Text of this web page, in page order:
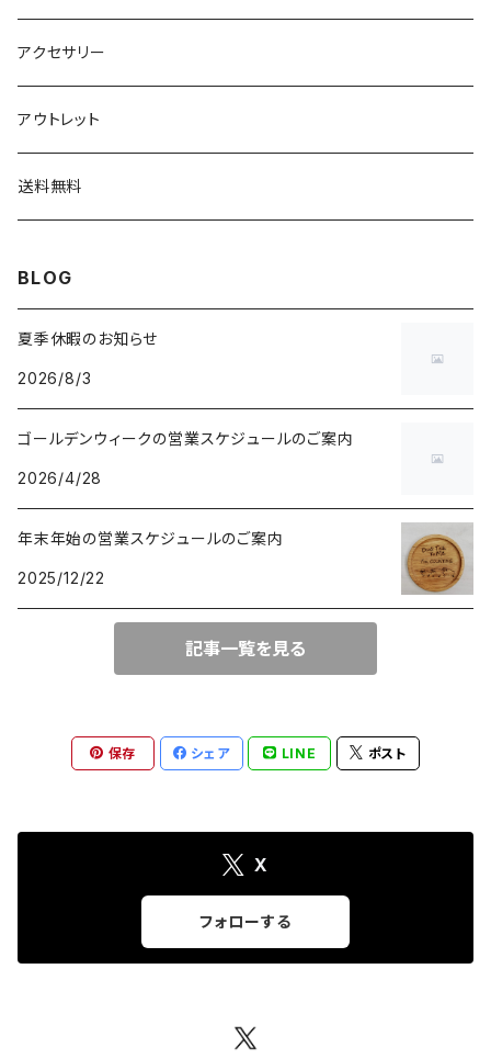
顔パーツ
ボタン
チャーム
アクセサリー
アウトレット
送料無料
BLOG
夏季休暇のお知らせ
2026/8/3
ゴールデンウィークの営業スケジュールのご案内
2026/4/28
年末年始の営業スケジュールのご案内
2025/12/22
記事一覧を見る
保存 シェア LINE ポスト
X
フォローする